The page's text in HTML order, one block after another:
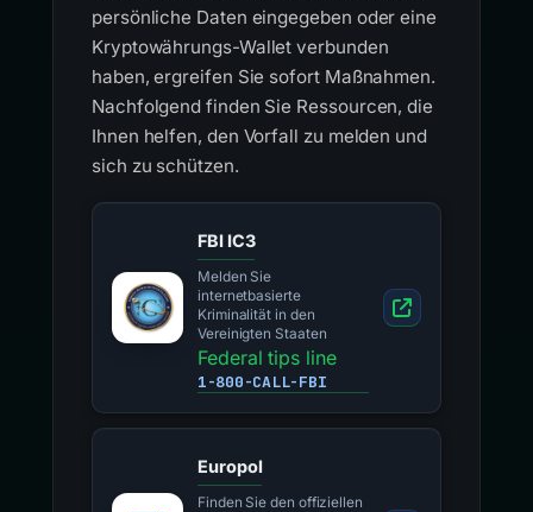
persönliche Daten eingegeben oder eine
Kryptowährungs-Wallet verbunden
haben, ergreifen Sie sofort Maßnahmen.
Nachfolgend finden Sie Ressourcen, die
Ihnen helfen, den Vorfall zu melden und
sich zu schützen.
FBI IC3
Melden Sie
internetbasierte
Kriminalität in den
Vereinigten Staaten
Federal tips line
1-800-CALL-FBI
Europol
Finden Sie den offiziellen